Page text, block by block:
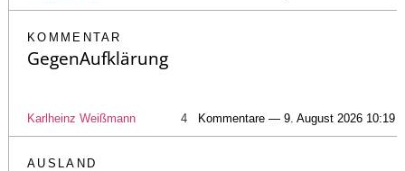
KOMMENTAR
GegenAufklärung
Karlheinz Weißmann 4 Kommentare — 9. August 2026 10:19
AUSLAND